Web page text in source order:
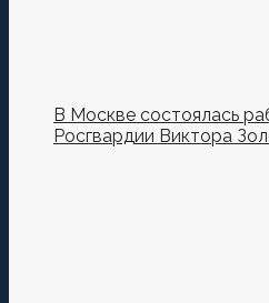
В Москве состоялась
Росгвардии Виктора